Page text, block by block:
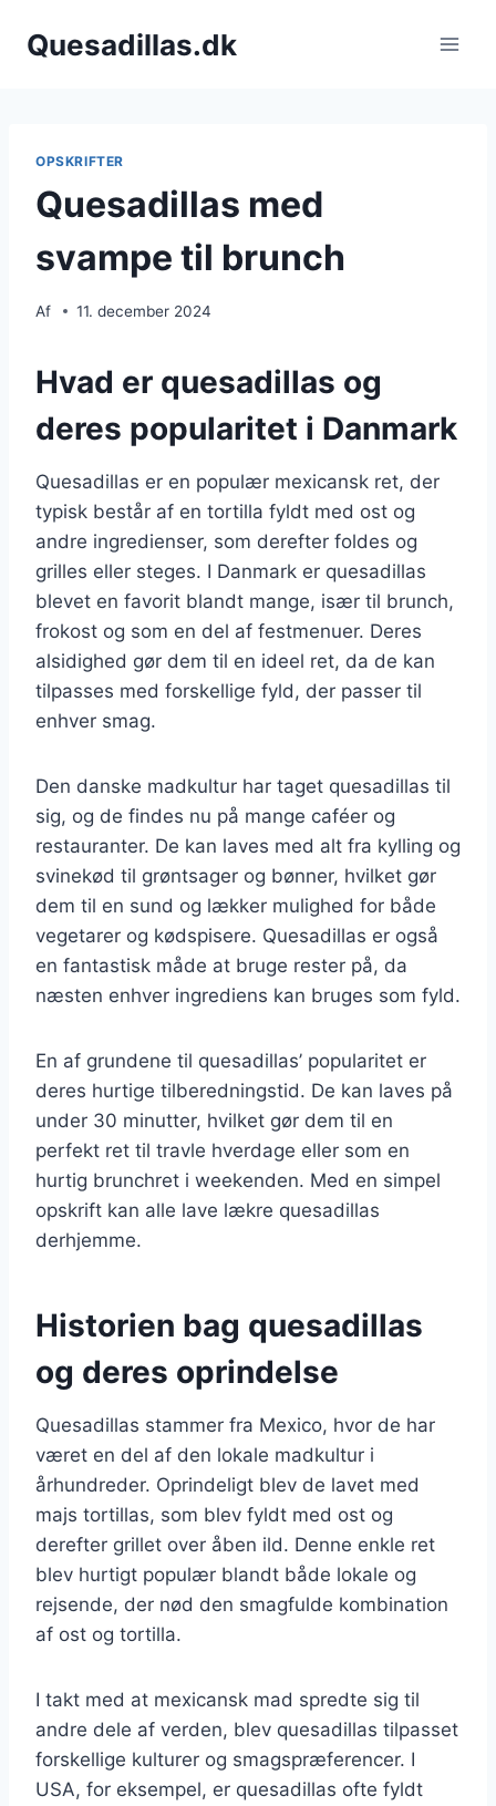
Quesadillas.dk
OPSKRIFTER
Quesadillas med
svampe til brunch
Af 11. december 2024
Hvad er quesadillas og
deres popularitet i Danmark
Quesadillas er en populær mexicansk ret, der
typisk består af en tortilla fyldt med ost og
andre ingredienser, som derefter foldes og
grilles eller steges. I Danmark er quesadillas
blevet en favorit blandt mange, især til brunch,
frokost og som en del af festmenuer. Deres
alsidighed gør dem til en ideel ret, da de kan
tilpasses med forskellige fyld, der passer til
enhver smag.
Den danske madkultur har taget quesadillas til
sig, og de findes nu på mange caféer og
restauranter. De kan laves med alt fra kylling og
svinekød til grøntsager og bønner, hvilket gør
dem til en sund og lækker mulighed for både
vegetarer og kødspisere. Quesadillas er også
en fantastisk måde at bruge rester på, da
næsten enhver ingrediens kan bruges som fyld.
En af grundene til quesadillas’ popularitet er
deres hurtige tilberedningstid. De kan laves på
under 30 minutter, hvilket gør dem til en
perfekt ret til travle hverdage eller som en
hurtig brunchret i weekenden. Med en simpel
opskrift kan alle lave lækre quesadillas
derhjemme.
Historien bag quesadillas
og deres oprindelse
Quesadillas stammer fra Mexico, hvor de har
været en del af den lokale madkultur i
århundreder. Oprindeligt blev de lavet med
majs tortillas, som blev fyldt med ost og
derefter grillet over åben ild. Denne enkle ret
blev hurtigt populær blandt både lokale og
rejsende, der nød den smagfulde kombination
af ost og tortilla.
I takt med at mexicansk mad spredte sig til
andre dele af verden, blev quesadillas tilpasset
forskellige kulturer og smagspræferencer. I
USA, for eksempel, er quesadillas ofte fyldt